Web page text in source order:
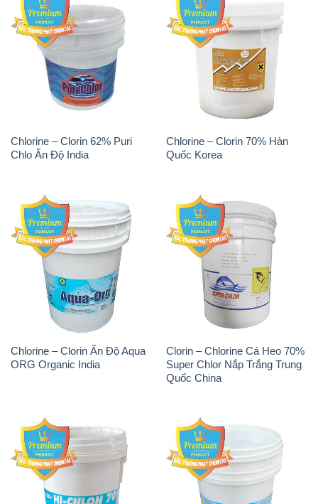
Chlorine – Clorin 62% Puri
Chlo Ấn Độ India
Chlorine – Clorin 70% Hàn
Quốc Korea
Chlorine – Clorin Ấn Độ Aqua
ORG Organic India
Clorin – Chlorine Cá Heo 70%
Super Chlor Nắp Trắng Trung
Quốc China